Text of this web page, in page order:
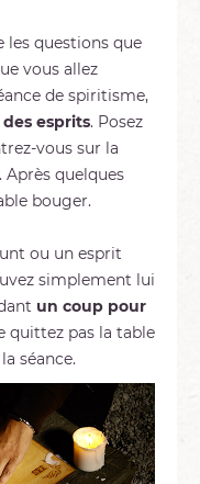
les questions que
vous allez
de spiritisme,
esprits. Posez
vous sur la
Après quelques
bouger.
ou un esprit
simplement lui
un coup pour
quittez pas la table
séance.